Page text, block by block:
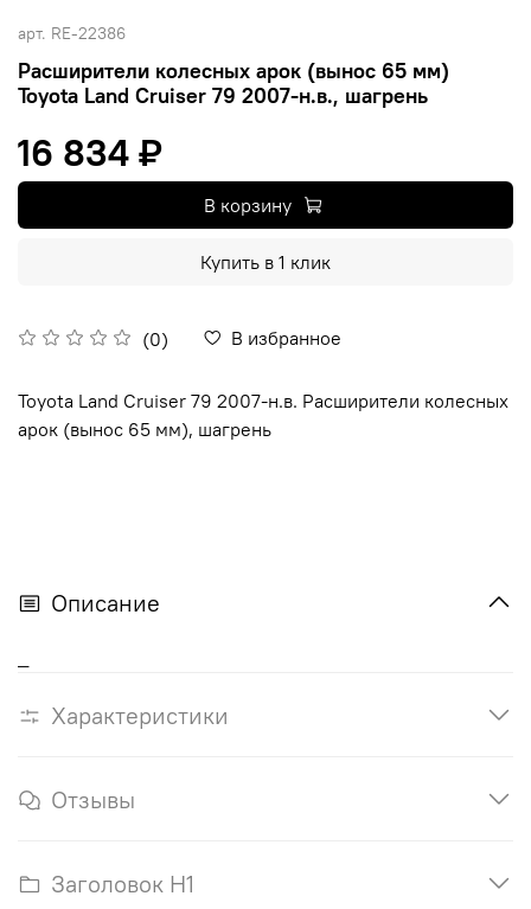
арт. RE-22386
Расширители колесных арок (вынос 65 мм)
Toyota Land Cruiser 79 2007-н.в., шагрень
(0) В избранное
16 834 ₽
В корзину
Купить в 1 клик
Toyota Land Cruiser 79 2007-н.в. Расширители колесных
арок (вынос 65 мм), шагрень
Описание
Характеристики
Отзывы
Заголовок H1